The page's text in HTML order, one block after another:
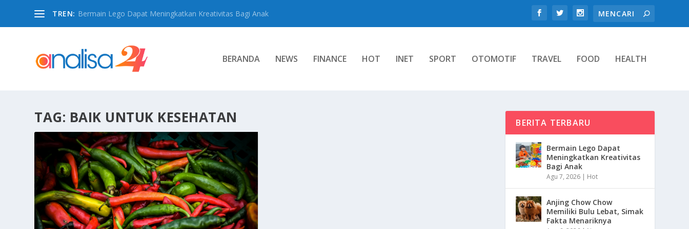
TREN: Bermain Lego Dapat Meningkatkan Kreativitas Bagi Anak
BERANDA NEWS FINANCE HOT INET SPORT OTOMOTIF TRAVEL FOOD HEALTH
TAG: BAIK UNTUK KESEHATAN BERITA TERBARU
Bermain Lego Dapat
Meningkatkan Kreativitas
Bagi Anak
Agu 7, 2026 | Hot
Anjing Chow Chow
Memiliki Bulu Lebat, Simak
Fakta Menariknya